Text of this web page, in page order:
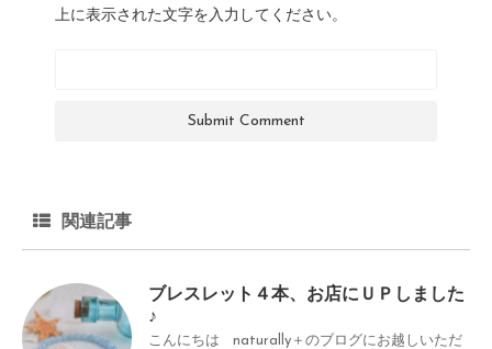
上に表示された文字を入力してください。
関連記事
ブレスレット４本、お店にＵＰしました
♪
こんにちは naturally＋のブログにお越しいただ